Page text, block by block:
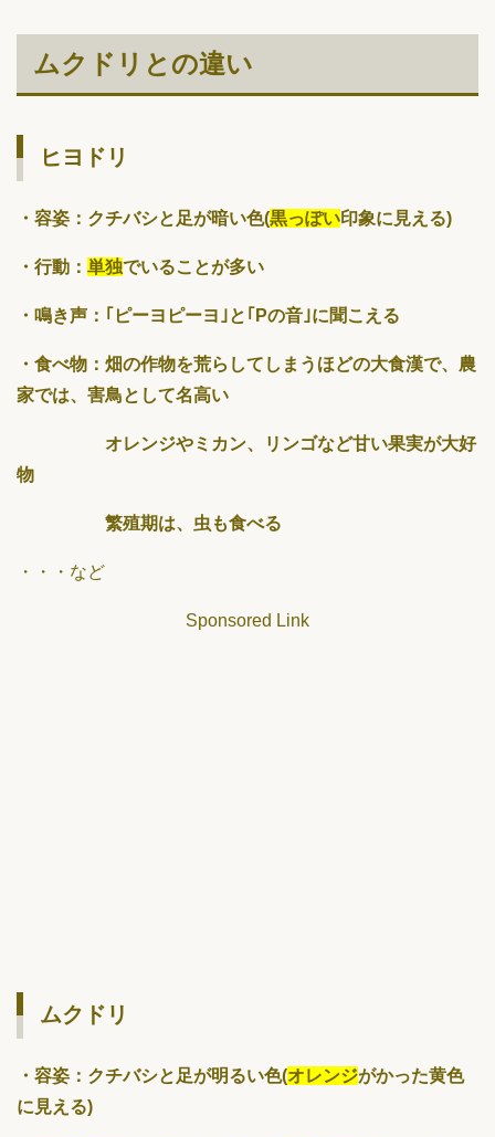
ムクドリとの違い
ヒヨドリ
・容姿：クチバシと足が暗い色(黒っぽい印象に見える)
・行動： 単独でいることが多い
・鳴き声：｢ピーヨピーヨ｣と｢Pの音｣に聞こえる
・食べ物：畑の作物を荒らしてしまうほどの大食漢で、農
家では、害鳥として名高い
オレンジやミカン、リンゴなど甘い果実が大好
物
繁殖期は、虫も食べる
・・・など
Sponsored Link
ムクドリ
・容姿：クチバシと足が明るい色(オレンジがかった黄色
に見える)